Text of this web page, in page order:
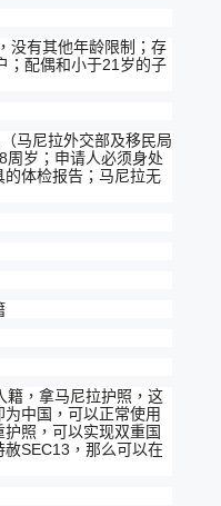
没有其他年龄限制；存
；配偶和小于21岁的子
马尼拉外交部及移民局
周岁；申请人必须身处
体检报告；马尼拉无
籍，拿马尼拉护照，这
中国，可以正常使用
照，可以实现双重国
SEC13，那么可以在